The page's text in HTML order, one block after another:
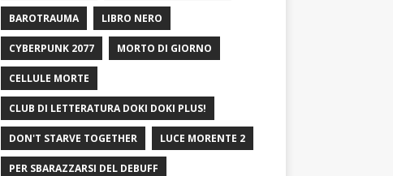
BAROTRAUMA LIBRO NERO
CYBERPUNK 2077 MORTO DI GIORNO
CELLULE MORTE
CLUB DI LETTERATURA DOKI DOKI PLUS!
DON'T STARVE TOGETHER LUCE MORENTE 2
PER SBARAZZARSI DEL DEBUFF